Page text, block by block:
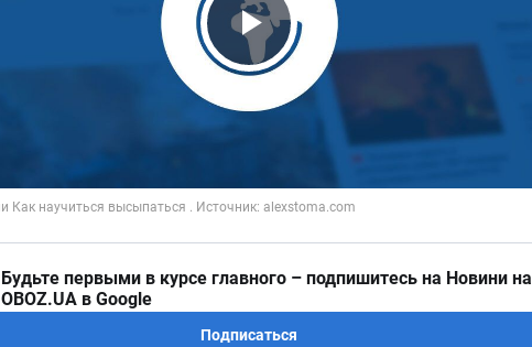
Play Video
Будьте первыми в курсе главного – подпишитесь на Новини на
OBOZ.UA в Google
Подписаться